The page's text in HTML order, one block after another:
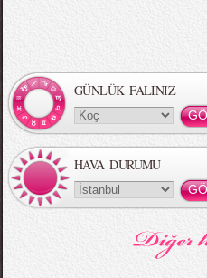
MBFWI - Gülçin Çengel 2015 Yaz
GÜNLÜK FALINIZ
HAVA DURUMU